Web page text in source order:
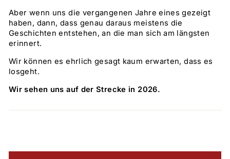
Aber wenn uns die vergangenen Jahre eines gezeigt
haben, dann, dass genau daraus meistens die
Geschichten entstehen, an die man sich am längsten
erinnert.
Wir können es ehrlich gesagt kaum erwarten, dass es
losgeht.
Wir sehen uns auf der Strecke in 2026.